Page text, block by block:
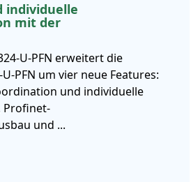
individuelle
mit der
U-PFN erweitert die
PFN um vier neue Features:
und individuelle
Profinet-
und ...